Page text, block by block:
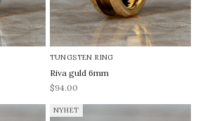
TUNGSTEN RING
Riva guld 6mm
REA-pris
$94.00
NYHET